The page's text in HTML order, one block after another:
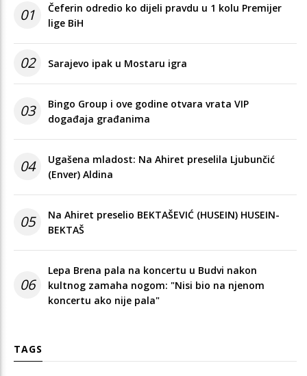
01
Čeferin odredio ko dijeli pravdu u 1 kolu Premijer
lige BiH
02 Sarajevo ipak u Mostaru igra
03
Bingo Group i ove godine otvara vrata VIP
događaja građanima
04
Ugašena mladost: Na Ahiret preselila Ljubunčić
(Enver) Aldina
05
Na Ahiret preselio BEKTAŠEVIĆ (HUSEIN) HUSEIN-
BEKTAŠ
06
Lepa Brena pala na koncertu u Budvi nakon
kultnog zamaha nogom: "Nisi bio na njenom
koncertu ako nije pala"
TAGS